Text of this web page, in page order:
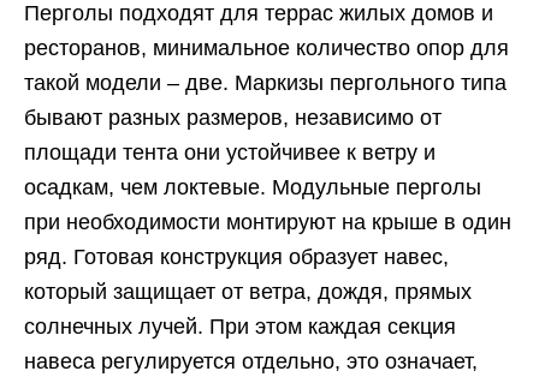
Перголы подходят для террас жилых домов и
ресторанов, минимальное количество опор для
такой модели – две. Маркизы пергольного типа
бывают разных размеров, независимо от
площади тента они устойчивее к ветру и
осадкам, чем локтевые. Модульные перголы
при необходимости монтируют на крыше в один
ряд. Готовая конструкция образует навес,
который защищает от ветра, дождя, прямых
солнечных лучей. При этом каждая секция
навеса регулируется отдельно, это означает,